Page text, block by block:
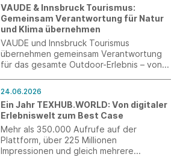
VAUDE & Innsbruck Tourismus:
Gemeinsam Verantwortung für Natur
und Klima übernehmen
VAUDE und Innsbruck Tourismus
übernehmen gemeinsam Verantwortung
für das gesamte Outdoor-Erlebnis – von
24.06.2026
Ein Jahr TEXHUB.WORLD: Von digitaler
Erlebniswelt zum Best Case
Mehr als 350.000 Aufrufe auf der
Plattform, über 225 Millionen
Impressionen und gleich mehrere